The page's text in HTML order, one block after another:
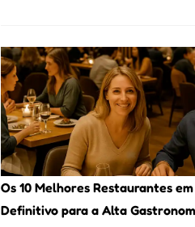
Pizzaria:
tradição
em
pizza
artesanal
no
forno
à
Os 10 Melhores Restaurantes
Definitivo para a Alta